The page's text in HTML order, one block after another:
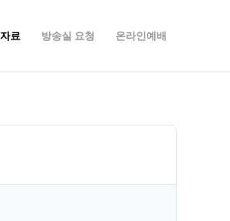
료 방송실 요청 온라인예배